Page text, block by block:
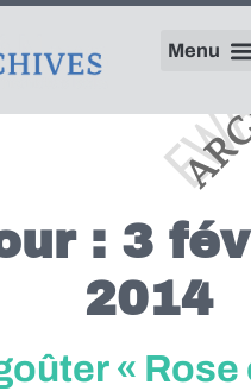
: 3
2014
« Rose